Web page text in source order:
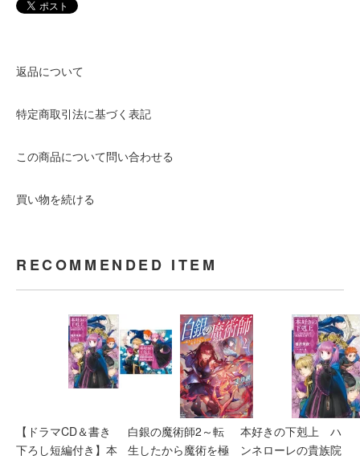
返品について
特定商取引法に基づく表記
この商品について問い合わせる
買い物を続ける
RECOMMENDED ITEM
【ドラマCD＆書き
下ろし短編付き】本
白銀の魔術師2～転
生したから魔術を極
本好きの下剋上 ハ
ンネローレの貴族院